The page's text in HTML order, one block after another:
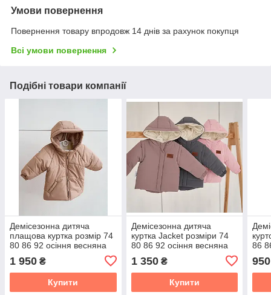
Умови повернення
Повернення товару впродовж 14 днів за рахунок покупця
Всі умови повернення
Подібні товари компанії
Демісезонна дитяча
плащова куртка розмір 74
80 86 92 осіння весняна
1 950 ₴
Купити
Демісезонна дитяча
куртка Jacket розміри 74
80 86 92 осіння весняна
жилетка
1 350₴
Купити
86
950